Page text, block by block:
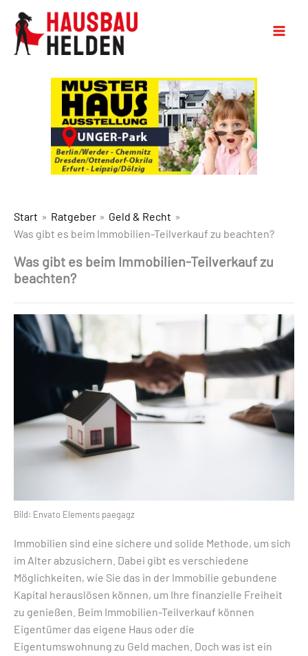
Start Ratgeber
Geld & Recht
Was gibt es beim Immobilien-Teilverkauf zu beachten?
Was gibt es beim Immobilien-Teilverkauf zu
beachten?
Bild: Envato Elements paegagz
Immobilien sind eine sichere und solide Methode, um sich
im Alter abzusichern. Dabei gibt es verschiedene
Möglichkeiten, wie Sie das in der Immobilie gebundene
Kapital herauslösen können, um Ihre finanzielle Freiheit
zu genießen. Beim Immobilien-Teilverkauf können
Eigentümer das eigene Haus oder die
Eigentumswohnung zu Geld machen. Doch was ist ein